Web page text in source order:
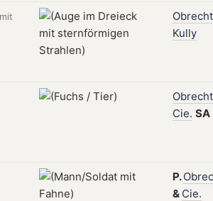
Obrecht
Kully
Obrecht
Cie. SA
P.
& Cie.